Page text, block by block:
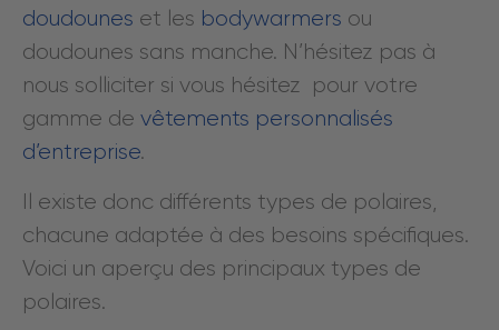
doudounes et les bodywarmers ou
doudounes sans manche. N’hésitez pas à
nous solliciter si vous hésitez pour votre
gamme de vêtements personnalisés
d’entreprise.
Il existe donc différents types de polaires,
chacune adaptée à des besoins spécifiques.
Voici un aperçu des principaux types de
polaires.